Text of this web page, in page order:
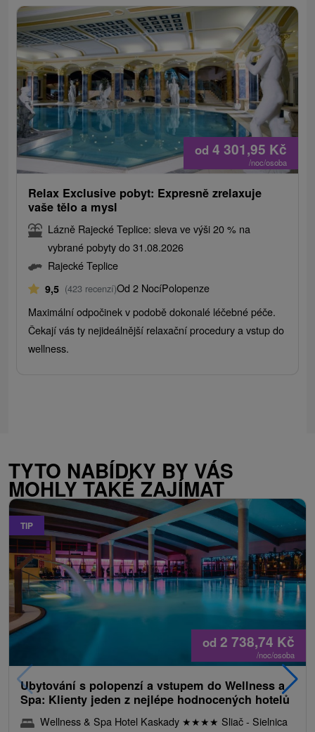
od 4 301,95 Kč
/noc/osoba
Relax Exclusive pobyt: Expresně zrelaxuje
vaše tělo a mysl
Lázně Rajecké Teplice: sleva ve výši 20 % na
vybrané pobyty do 31.08.2026
Rajecké Teplice
9,5 (423 recenzí)Od 2 NocíPolopenze
Maximální odpočinek v podobě dokonalé léčebné péče.
Čekají vás ty nejideálnější relaxační procedury a vstup do
wellness.
TYTO NABÍDKY BY VÁS
MOHLY TAKÉ ZAJÍMAT
TIP
od 2 738,74 Kč
/noc/osoba
Ubytování s polopenzí a vstupem do Wellness a
Spa: Klienty jeden z nejlépe hodnocených hotelů
Wellness & Spa Hotel Kaskady ★★★★ Sliač - Sielnica